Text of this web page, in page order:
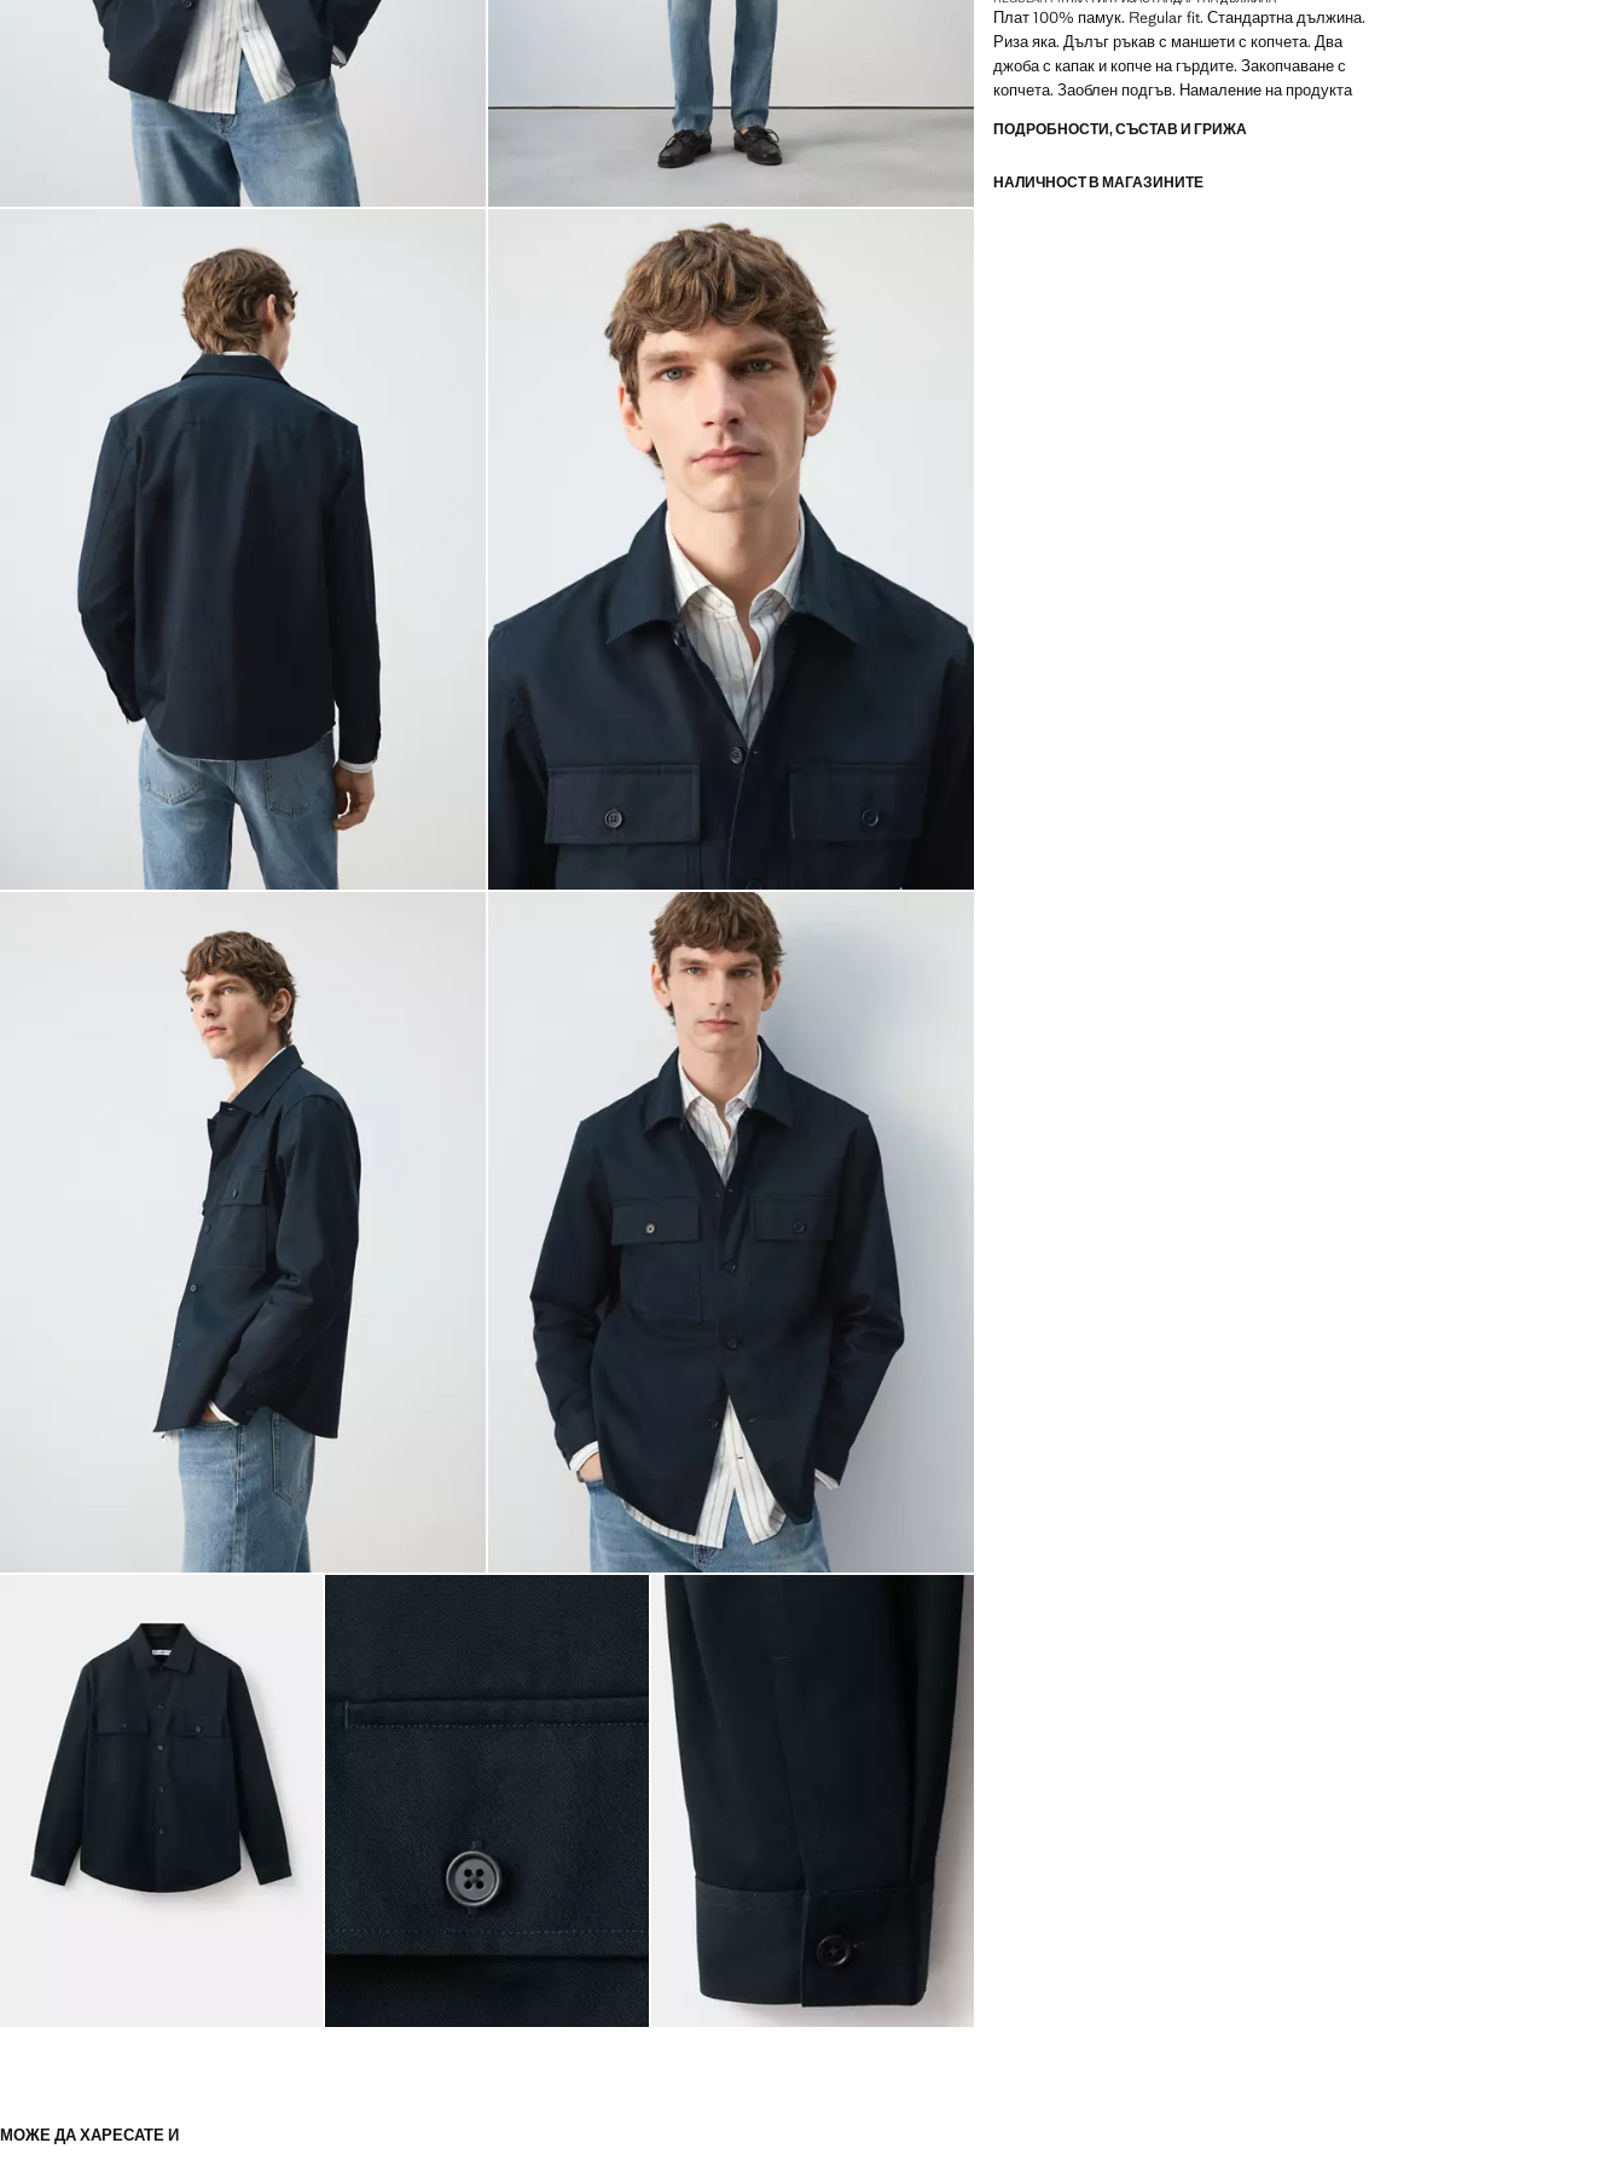
Плат 100% памук. Regular fit. Стандартна дължина.
Риза яка. Дълъг ръкав с маншети с копчета. Два
джоба с капак и копче на гърдите. Закопчаване с
копчета. Заоблен подгъв. Намаление на продукта
ПОДРОБНОСТИ, СЪСТАВ И ГРИЖА
НАЛИЧНОСТ В МАГАЗИНИТЕ
МОЖЕ ДА ХАРЕСАТЕ И